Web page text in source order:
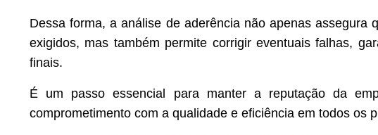
Dessa forma, a análise de aderência não apenas assegura
exigidos, mas também permite corrigir eventuais falhas,
finais.
É um passo essencial para manter a reputação da
comprometimento com a qualidade e eficiência em todos os